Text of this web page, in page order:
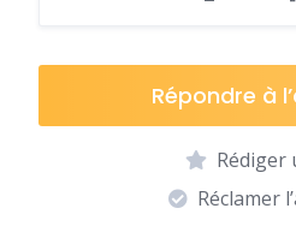
Répondre à
Rédiger
Réclamer